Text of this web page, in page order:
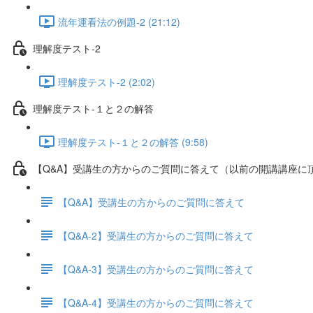
流年運看法の例題-2 (21:12)
理解度テスト-2
理解度テスト-2 (2:02)
理解度テスト-１と２の解答
理解度テスト-１と２の解答 (9:58)
【Q&A】受講生の方からのご質問に答えて（以前の開講講座に
【Q&A】受講生の方からのご質問に答えて
【Q&A-2】受講生の方からのご質問に答えて
【Q&A-3】受講生の方からのご質問に答えて
【Q&A-4】受講生の方からのご質問に答えて